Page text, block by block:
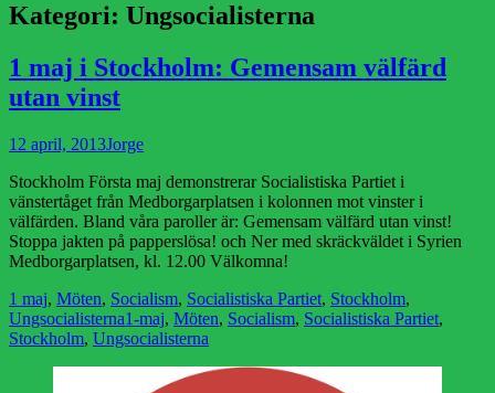
Kategori: Ungsocialisterna
1 maj i Stockholm: Gemensam välfärd
utan vinst
Publicerad
12 april, 2013Författare
Jorge
Stockholm Första maj demonstrerar Socialistiska Partiet i
vänstertåget från Medborgarplatsen i kolonnen mot vinster i
välfärden. Bland våra paroller är: Gemensam välfärd utan vinst!
Stoppa jakten på papperslösa! och Ner med skräckväldet i Syrien
Medborgarplatsen, kl. 12.00 Välkomna!
Kategorier
1 maj, Möten, Socialism, Socialistiska Partiet, Stockholm,
UngsocialisternaEtiketter
1-maj, Möten, Socialism, Socialistiska Partiet,
Stockholm, Ungsocialisterna